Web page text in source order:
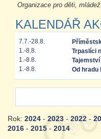
Organizace pro děti,
KALENDÁŘ
7.7.-28.8.
1.-8.8.
Trpaslíci
1.-8.8.
1.-8.8.
Od hradu
Rok: 2024 - 2023 - 2022 -
2016 - 2015 - 2014